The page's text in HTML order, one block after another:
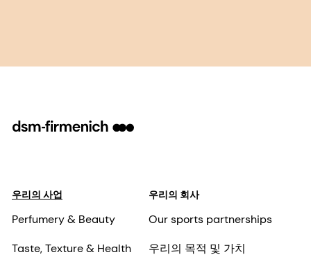
우리의 사업
Perfumery & Beauty
Taste, Texture & Health
우리의 회사
Our sports partnerships
우리의 목적 및 가치